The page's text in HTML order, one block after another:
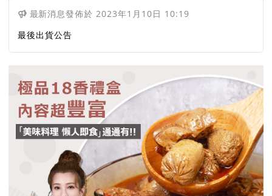
最新消息發佈於2023年1月10日 10:19
最後出貨公告